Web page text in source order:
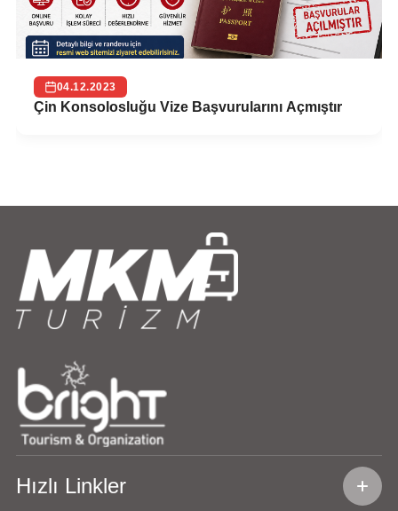
04.12.2023
Çin Konsolosluğu Vize Başvurularını Açmıştır
Hızlı Linkler